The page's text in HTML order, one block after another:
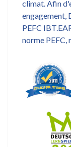
climat. Afin
engagement,
PEFC
norme PEFC,